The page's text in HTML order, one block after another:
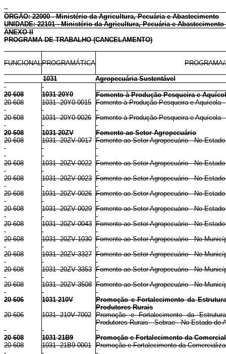
ÓRGÃO: 22000 - Ministério da Agricultura, Pecuária e Abastecimento
UNIDADE: 22101 - Ministério da Agricultura, Pecuária e
ANEXO II
PROGRAMA DE TRABALHO (CANCELAMENTO)
FUNCIONALPROGRAMÁTICA
1031 Agropecuária Sustentável
20 608 1031 20Y0
Fomento à Produção Pesqueira e
20 608
1031 20Y0 0015 Fomento à Produção Pesqueira e Aquícola
20 608
1031 20Y0 0026 Fomento à Produção Pesqueira e Aquícola
20 608
1031 20ZV
Fomento ao Setor Agropecuário
20 608
1031 20ZV 0017 Fomento ao Setor Agropecuário - No
20 608 1031 20ZV 0022 Fomento ao Setor Agropecuário - No
20 608
1031 20ZV 0023 Fomento ao Setor Agropecuário - No
20 608
1031 20ZV 0026 Fomento ao Setor Agropecuário - No
20 608
1031 20ZV 0029 Fomento ao Setor Agropecuário - No
20 608
1031 20ZV 0043 Fomento ao Setor Agropecuário - No
20 608
1031 20ZV 1030 Fomento ao Setor Agropecuário - No
20 608
1031 20ZV 3327 Fomento ao Setor Agropecuário - No
20 608
1031 20ZV 3353 Fomento ao Setor Agropecuário - No
20 608
1031 20ZV 3508 Fomento ao Setor Agropecuário - No
20 606
1031 210V
Promoção e Fortalecimento da
Produtores Rurais
20 606
1031 210V 7002 Promoção e Fortalecimento da
Produtores Rurais - Sebrae - No Estado do
20 608
1031 21B9
Promoção e Fortalecimento da
20 608
1031 21B9 0001 Promoção e Fortalecimento da